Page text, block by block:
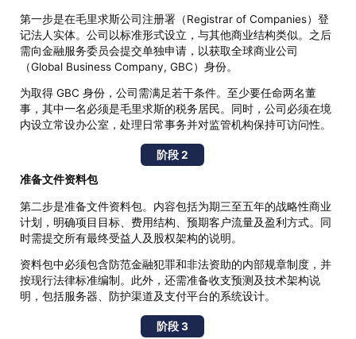
第一步是在毛里求斯公司注册署（Registrar of Companies）登
记法人实体。公司以标准形式设立，与其他商业结构类似。之后
需向金融服务委员会提交单独申请，以获取全球商业公司
（Global Business Company, GBC）身份。
为取得 GBC 身份，公司需满足若干条件。至少要任命两名董
事，其中一名必须是毛里求斯的税务居民。同时，公司必须在境
内设立常设办公室，处理日常事务并对监管机构保持可访问性。
阶段 2
准备文件资料包
第二步是准备文件资料包。内容包括为期三至五年的战略性商业
计划，明确项目目标、费用结构、预期客户流量及盈利方式。同
时需提交所有最终受益人及股权架构的说明。
资料包中必须包含防范金融犯罪和非法资助的内部规章制度，并
按现行法律标准编制。此外，还需准备收支预测及技术架构说
明，包括服务器、防护渠道及支付平台的系统设计。
阶段 3